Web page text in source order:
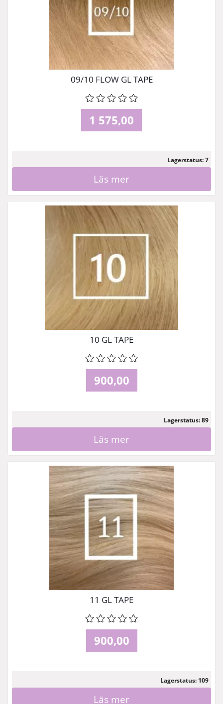
09/10 FLOW GL TAPE
1 575,00
Lagerstatus: 7
Läs mer
10 GL TAPE
900,00
Lagerstatus: 89
Läs mer
11 GL TAPE
900,00
Lagerstatus: 109
Läs mer